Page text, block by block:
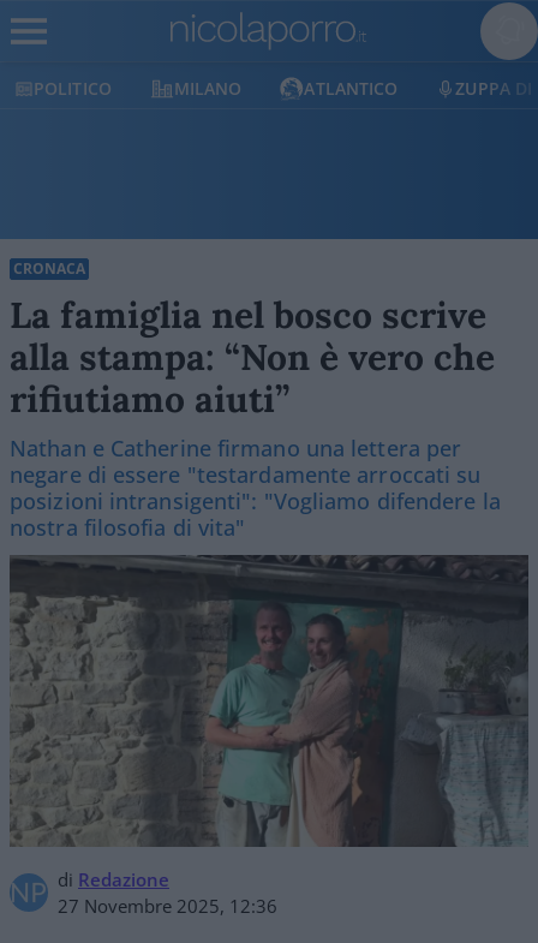
MILANO ATLANTICO ZUPPA DI PORRO
CRONACA
La famiglia nel bosco scrive
alla stampa: “Non è vero che
rifiutiamo aiuti”
Nathan e Catherine firmano una lettera per
negare di essere "testardamente arroccati su
posizioni intransigenti": "Vogliamo difendere la
nostra filosofia di vita"
di Redazione
27 Novembre 2025, 12:36